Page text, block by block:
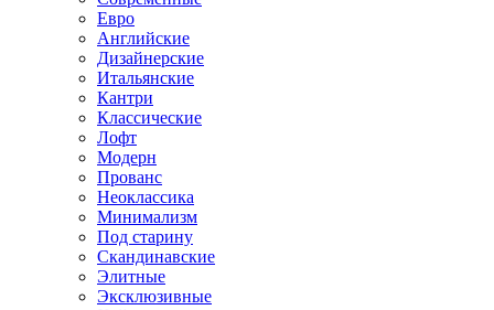
Евро
Английские
Дизайнерские
Итальянские
Кантри
Классические
Лофт
Модерн
Прованс
Неоклассика
Минимализм
Под старину
Скандинавские
Элитные
Эксклюзивные